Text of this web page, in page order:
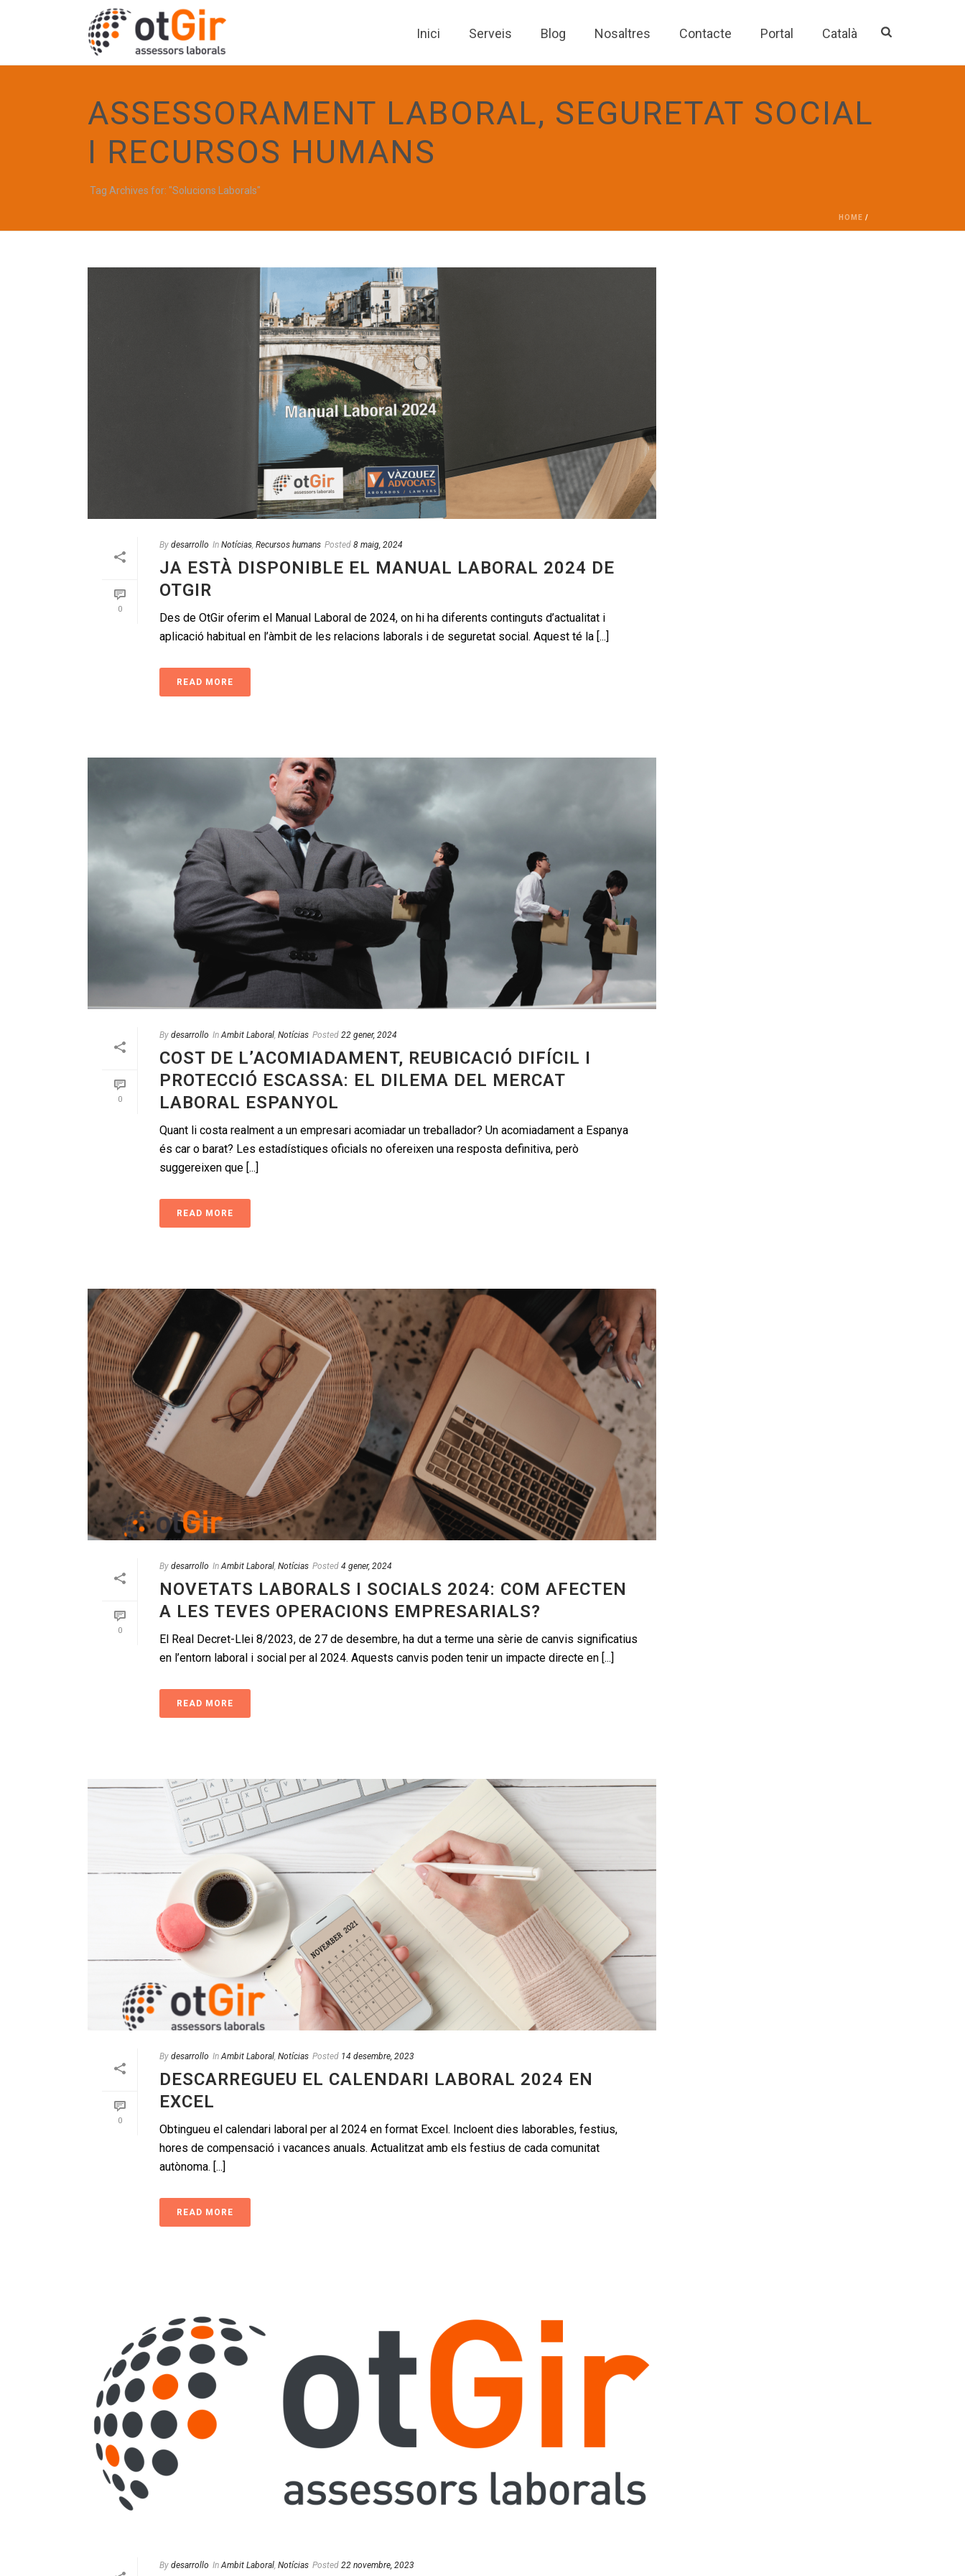
Inici Serveis Blog Nosaltres Contacte Portal Català
ASSESSORAMENT LABORAL, SEGURETAT SOCIAL
I RECURSOS HUMANS
Tag Archives for: "Solucions Laborals"
HOME /
0
By desarrollo In Notícias, Recursos humans Posted 8 maig, 2024
JA ESTÀ DISPONIBLE EL MANUAL LABORAL 2024 DE
OTGIR
Des de OtGir oferim el Manual Laboral de 2024, on hi ha diferents continguts d’actualitat i
aplicació habitual en l’àmbit de les relacions laborals i de seguretat social. Aquest té la [...]
READ MORE
0
By desarrollo In Ambit Laboral, Notícias Posted 22 gener, 2024
COST DE L’ACOMIADAMENT, REUBICACIÓ DIFÍCIL I
PROTECCIÓ ESCASSA: EL DILEMA DEL MERCAT
LABORAL ESPANYOL
Quant li costa realment a un empresari acomiadar un treballador? Un acomiadament a Espanya
és car o barat? Les estadístiques oficials no ofereixen una resposta definitiva, però
suggereixen que [...]
READ MORE
0
By desarrollo In Ambit Laboral, Notícias Posted 4 gener, 2024
NOVETATS LABORALS I SOCIALS 2024: COM AFECTEN
A LES TEVES OPERACIONS EMPRESARIALS?
El Real Decret-Llei 8/2023, de 27 de desembre, ha dut a terme una sèrie de canvis significatius
en l’entorn laboral i social per al 2024. Aquests canvis poden tenir un impacte directe en [...]
READ MORE
0
By desarrollo In Ambit Laboral, Notícias Posted 14 desembre, 2023
DESCARREGUEU EL CALENDARI LABORAL 2024 EN
EXCEL
Obtingueu el calendari laboral per al 2024 en format Excel. Incloent dies laborables, festius,
hores de compensació i vacances anuals. Actualitzat amb els festius de cada comunitat
autònoma. [...]
READ MORE
By desarrollo In Ambit Laboral, Notícias Posted 22 novembre, 2023